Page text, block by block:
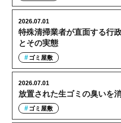
特殊清掃業者が直面する行
とその実態
2026.07.01
ゴミ屋敷
放置された生ゴミの臭いを
2026.07.01
ゴミ屋敷